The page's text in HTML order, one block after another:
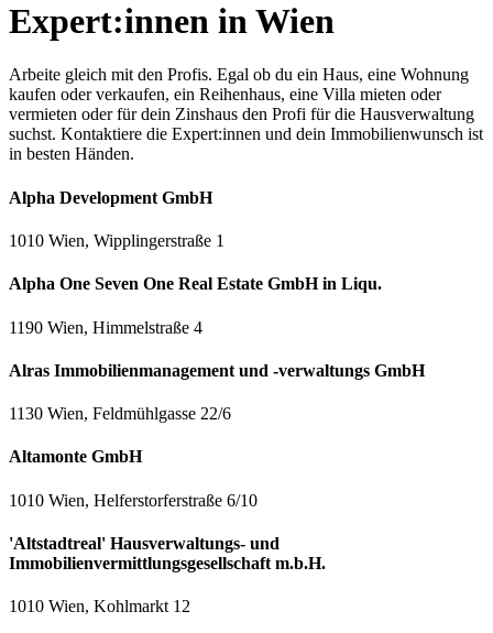
Expert:innen in Wien
Arbeite gleich mit den Profis. Egal ob du ein Haus, eine Wohnung
kaufen oder verkaufen, ein Reihenhaus, eine Villa mieten oder
vermieten oder für dein Zinshaus den Profi für die Hausverwaltung
suchst. Kontaktiere die Expert:innen und dein Immobilienwunsch ist
in besten Händen.
Alpha Development GmbH
1010 Wien, Wipplingerstraße 1
Alpha One Seven One Real Estate GmbH in Liqu.
1190 Wien, Himmelstraße 4
Alras Immobilienmanagement und -verwaltungs GmbH
1130 Wien, Feldmühlgasse 22/6
Altamonte GmbH
1010 Wien, Helferstorferstraße 6/10
'Altstadtreal' Hausverwaltungs- und
Immobilienvermittlungsgesellschaft m.b.H.
1010 Wien, Kohlmarkt 12